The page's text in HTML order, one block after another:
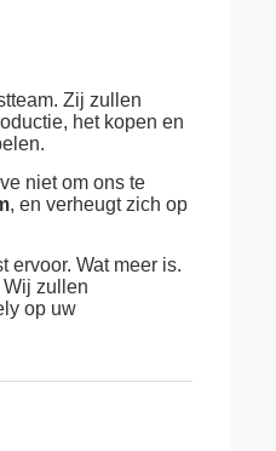
Zij zullen
het kopen en
niet om ons te
, en verheugt zich op
ervoor. Wat meer is.
zullen
op uw